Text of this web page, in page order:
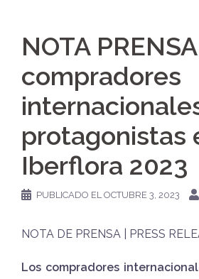
NOTA
compradores
protagonistas
Iberflora 2023
PUBLICADO ELOCTUBRE 3, 2023
NOTA DE PRENSA | PRESS
Los compradores